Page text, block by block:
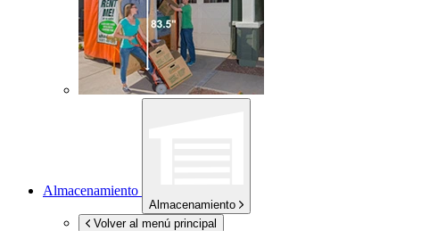
Almacenamiento
Almacenamiento
Volver al menú principal